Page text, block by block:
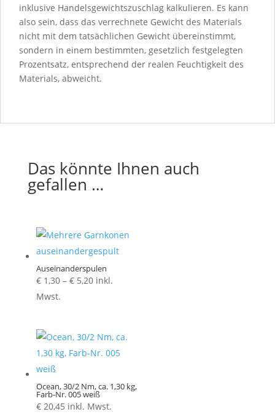
inklusive Handelsgewichtszuschlag kalkulieren. Es kann
also sein, dass das verrechnete Gewicht des Materials
nicht mit dem tatsächlichen Gewicht übereinstimmt,
sondern in einem bestimmten, gesetzlich festgelegten
Prozentsatz, entsprechend der realen Feuchtigkeit des
Materials, abweicht.
Das könnte Ihnen auch
gefallen …
Auseinanderspulen
€1,30 – €5,20Preisspanne:
inkl.
Mwst.
Ocean, 30/2 Nm, ca. 1,30 kg,
Farb-Nr. 005 weiß
€20,45 inkl. Mwst.